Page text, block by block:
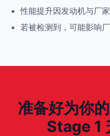
性能提升因发动机与厂
若被检测到，可能影响
准备好为你
Stage 1